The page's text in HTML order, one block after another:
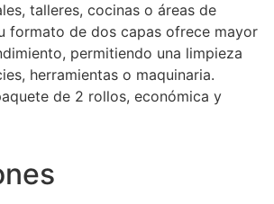
talleres, cocinas o áreas de
formato de dos capas ofrece mayor
permitiendo una limpieza
herramientas o maquinaria.
de 2 rollos, económica y